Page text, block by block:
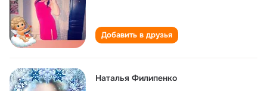
Добавить в друзья
Наталья Филипенко